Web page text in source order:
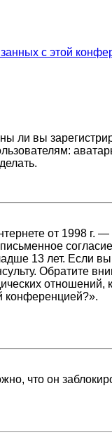
с этой
ли вы
от 1998
13 лет. Если
Обратите
отношений,
конференцией?».
что он